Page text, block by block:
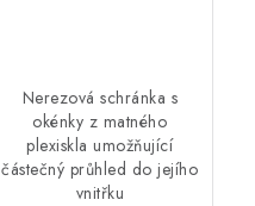
Nerezová schránka s
okénky z matného
plexiskla umožňující
částečný průhled do jejího
vnitřku